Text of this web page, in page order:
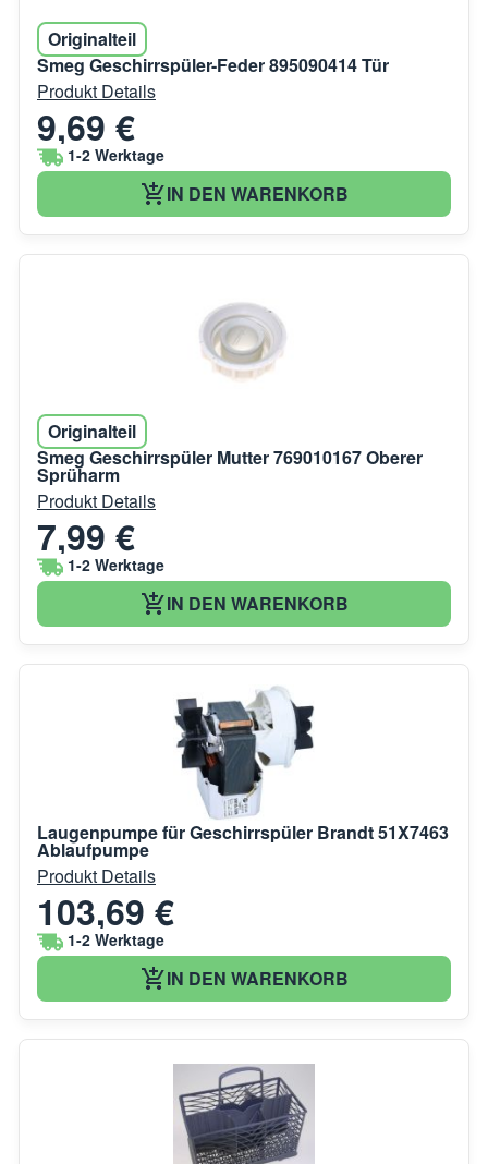
Originalteil
Smeg Geschirrspüler-Feder 895090414 Tür
Produkt Details
9,69 €
1-2 Werktage
IN DEN WARENKORB
Originalteil
Smeg Geschirrspüler Mutter 769010167 Oberer
Sprüharm
Produkt Details
7,99 €
1-2 Werktage
IN DEN WARENKORB
Laugenpumpe für Geschirrspüler Brandt 51X7463
Ablaufpumpe
Produkt Details
103,69 €
1-2 Werktage
IN DEN WARENKORB